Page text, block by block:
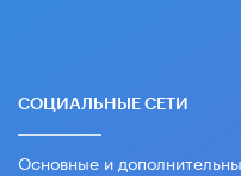
СОЦИАЛЬНЫЕ СЕТИ
Основные и